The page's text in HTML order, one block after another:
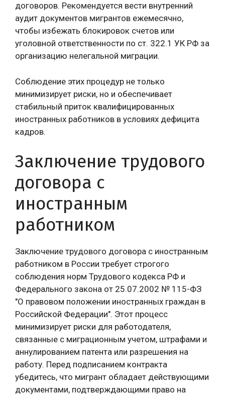
договоров. Рекомендуется вести внутренний
аудит документов мигрантов ежемесячно,
чтобы избежать блокировок счетов или
уголовной ответственности по ст. 322.1 УК РФ за
организацию нелегальной миграции.
Соблюдение этих процедур не только
минимизирует риски, но и обеспечивает
стабильный приток квалифицированных
иностранных работников в условиях дефицита
кадров.
Заключение трудового
договора с
иностранным
работником
Заключение трудового договора с иностранным
работником в России требует строгого
соблюдения норм Трудового кодекса РФ и
Федерального закона от 25.07.2002 № 115-ФЗ
"О правовом положении иностранных граждан в
Российской Федерации". Этот процесс
минимизирует риски для работодателя,
связанные с миграционным учетом, штрафами и
аннулированием патента или разрешения на
работу. Перед подписанием контракта
убедитесь, что мигрант обладает действующими
документами, подтверждающими право на